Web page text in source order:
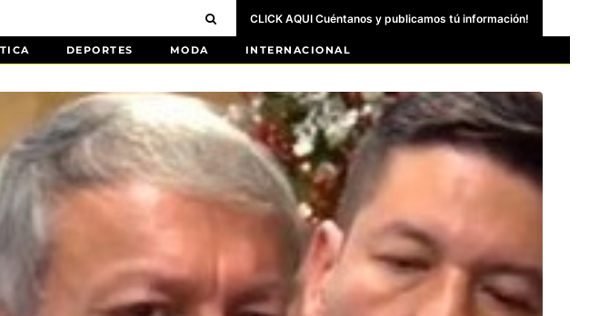
CLICK AQUI Cuéntanos y publicamos tú información!
DEPORTES MODA INTERNACIONAL